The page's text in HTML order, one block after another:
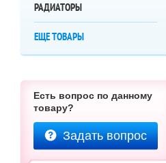
РАДИАТОРЫ
ЕЩЕ ТОВАРЫ
Есть вопрос по данному
товару?
Задать вопрос